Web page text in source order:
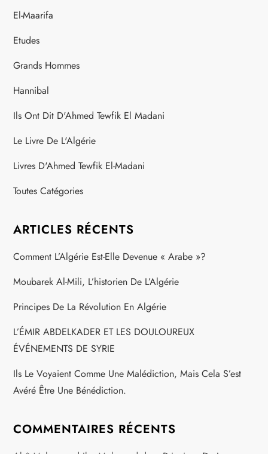
El-Maarifa
Etudes
Grands Hommes
Hannibal
Ils Ont Dit D'Ahmed Tewfik El Madani
Le Livre De L'Algérie
Livres D'Ahmed Tewfik El-Madani
Toutes Catégories
ARTICLES RÉCENTS
Comment L’Algérie Est-Elle Devenue « Arabe »?
Moubarek Al-Mili, L’historien De L’Algérie
Principes De La Révolution En Algérie
L’ÉMIR ABDELKADER ET LES DOULOUREUX
ÉVÉNEMENTS DE SYRIE
Ils Le Voyaient Comme Une Malédiction, Mais Cela S’est
Avéré Être Une Bénédiction.
COMMENTAIRES RÉCENTS